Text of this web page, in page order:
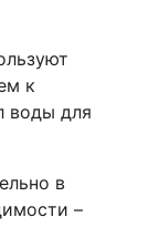
к
воды для
в
–